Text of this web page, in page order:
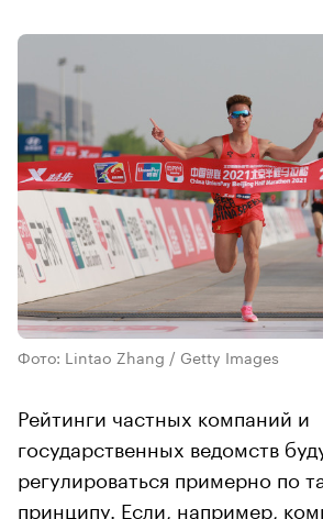
Фото: Lintao Zhang / Getty Images
Рейтинги частных компаний и
государственных ведомств
регулироваться примерно по
принципу. Если, например,